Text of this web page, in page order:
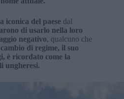
iconica del paese dal
di usarlo nella loro
negativo, qualcuno che
di regime, il suo
è ricordato come la
ungheresi.